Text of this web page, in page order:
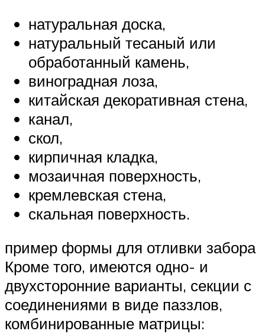
натуральная доска,
натуральный тесаный или
обработанный камень,
виноградная лоза,
китайская декоративная стена,
канал,
скол,
кирпичная кладка,
мозаичная поверхность,
кремлевская стена,
скальная поверхность.
пример формы для отливки забора
Кроме того, имеются одно- и
двухсторонние варианты, секции с
соединениями в виде паззлов,
комбинированные матрицы: